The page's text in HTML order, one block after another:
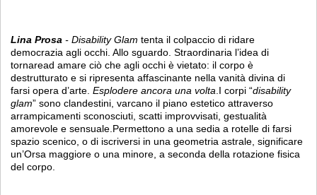
Lina Prosa - Disability Glam tenta il colpaccio di ridare
democrazia agli occhi. Allo sguardo. Straordinaria l’idea di
tornaread amare ciò che agli occhi è vietato: il corpo è
destrutturato e si ripresenta affascinante nella vanità divina di
farsi opera d’arte.Esplodere ancora una volta .I corpi “disability
glam” sono clandestini, varcano il piano estetico attraverso
arrampicamenti sconosciuti, scatti improvvisati, gestualità
amorevole e sensuale.Permettono a una sedia a rotelle di farsi
spazio scenico, o di iscriversi in una geometria astrale, significare
un’Orsa maggiore o una minore, a seconda della rotazione fisica
del corpo.